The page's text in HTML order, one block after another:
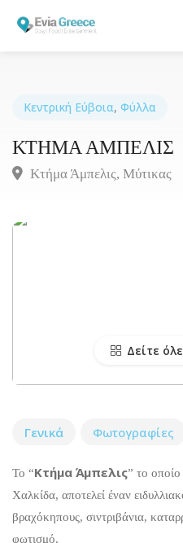
Τοποθεσία
Κεντρική Εύβοια, Φύλλα
ΚΤΗΜΑ ΑΜΠΕΛΙΣ
Κτήμα Άμπελις, Μύτικας
Δείτε
Γενικά Φωτογραφίες
Το “Κτήμα Άμπελις” το οποίο
Χαλκίδα, αποτελεί έναν
βραχόκηπους, σιντριβάνια,
φωτισμό.